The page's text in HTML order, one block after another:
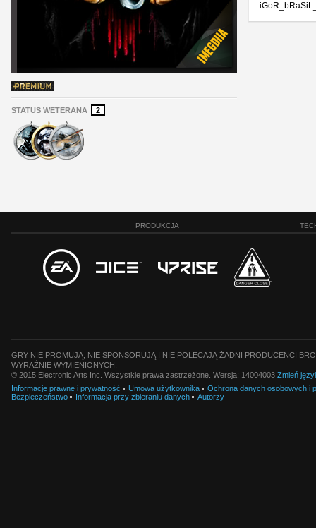
STATUS WETERANA 2
PRODUKCJA
GRY NIE PROMUJĄ, NIE SPONSORUJĄ I NIE POLECAJĄ ŻADNI PRODUCENCI
WYRAŹNIE WYMIENIONYCH.
© 2015 Electronic Arts Inc. Wszystkie prawa zastrzeżone. Wersja: 14004003 Zmień
Informacje prawne i prywatność
Umowa użytkownika
Ochrona danych osobowych i
Bezpieczeństwo
Informacja przy zbieraniu danych Autorzy